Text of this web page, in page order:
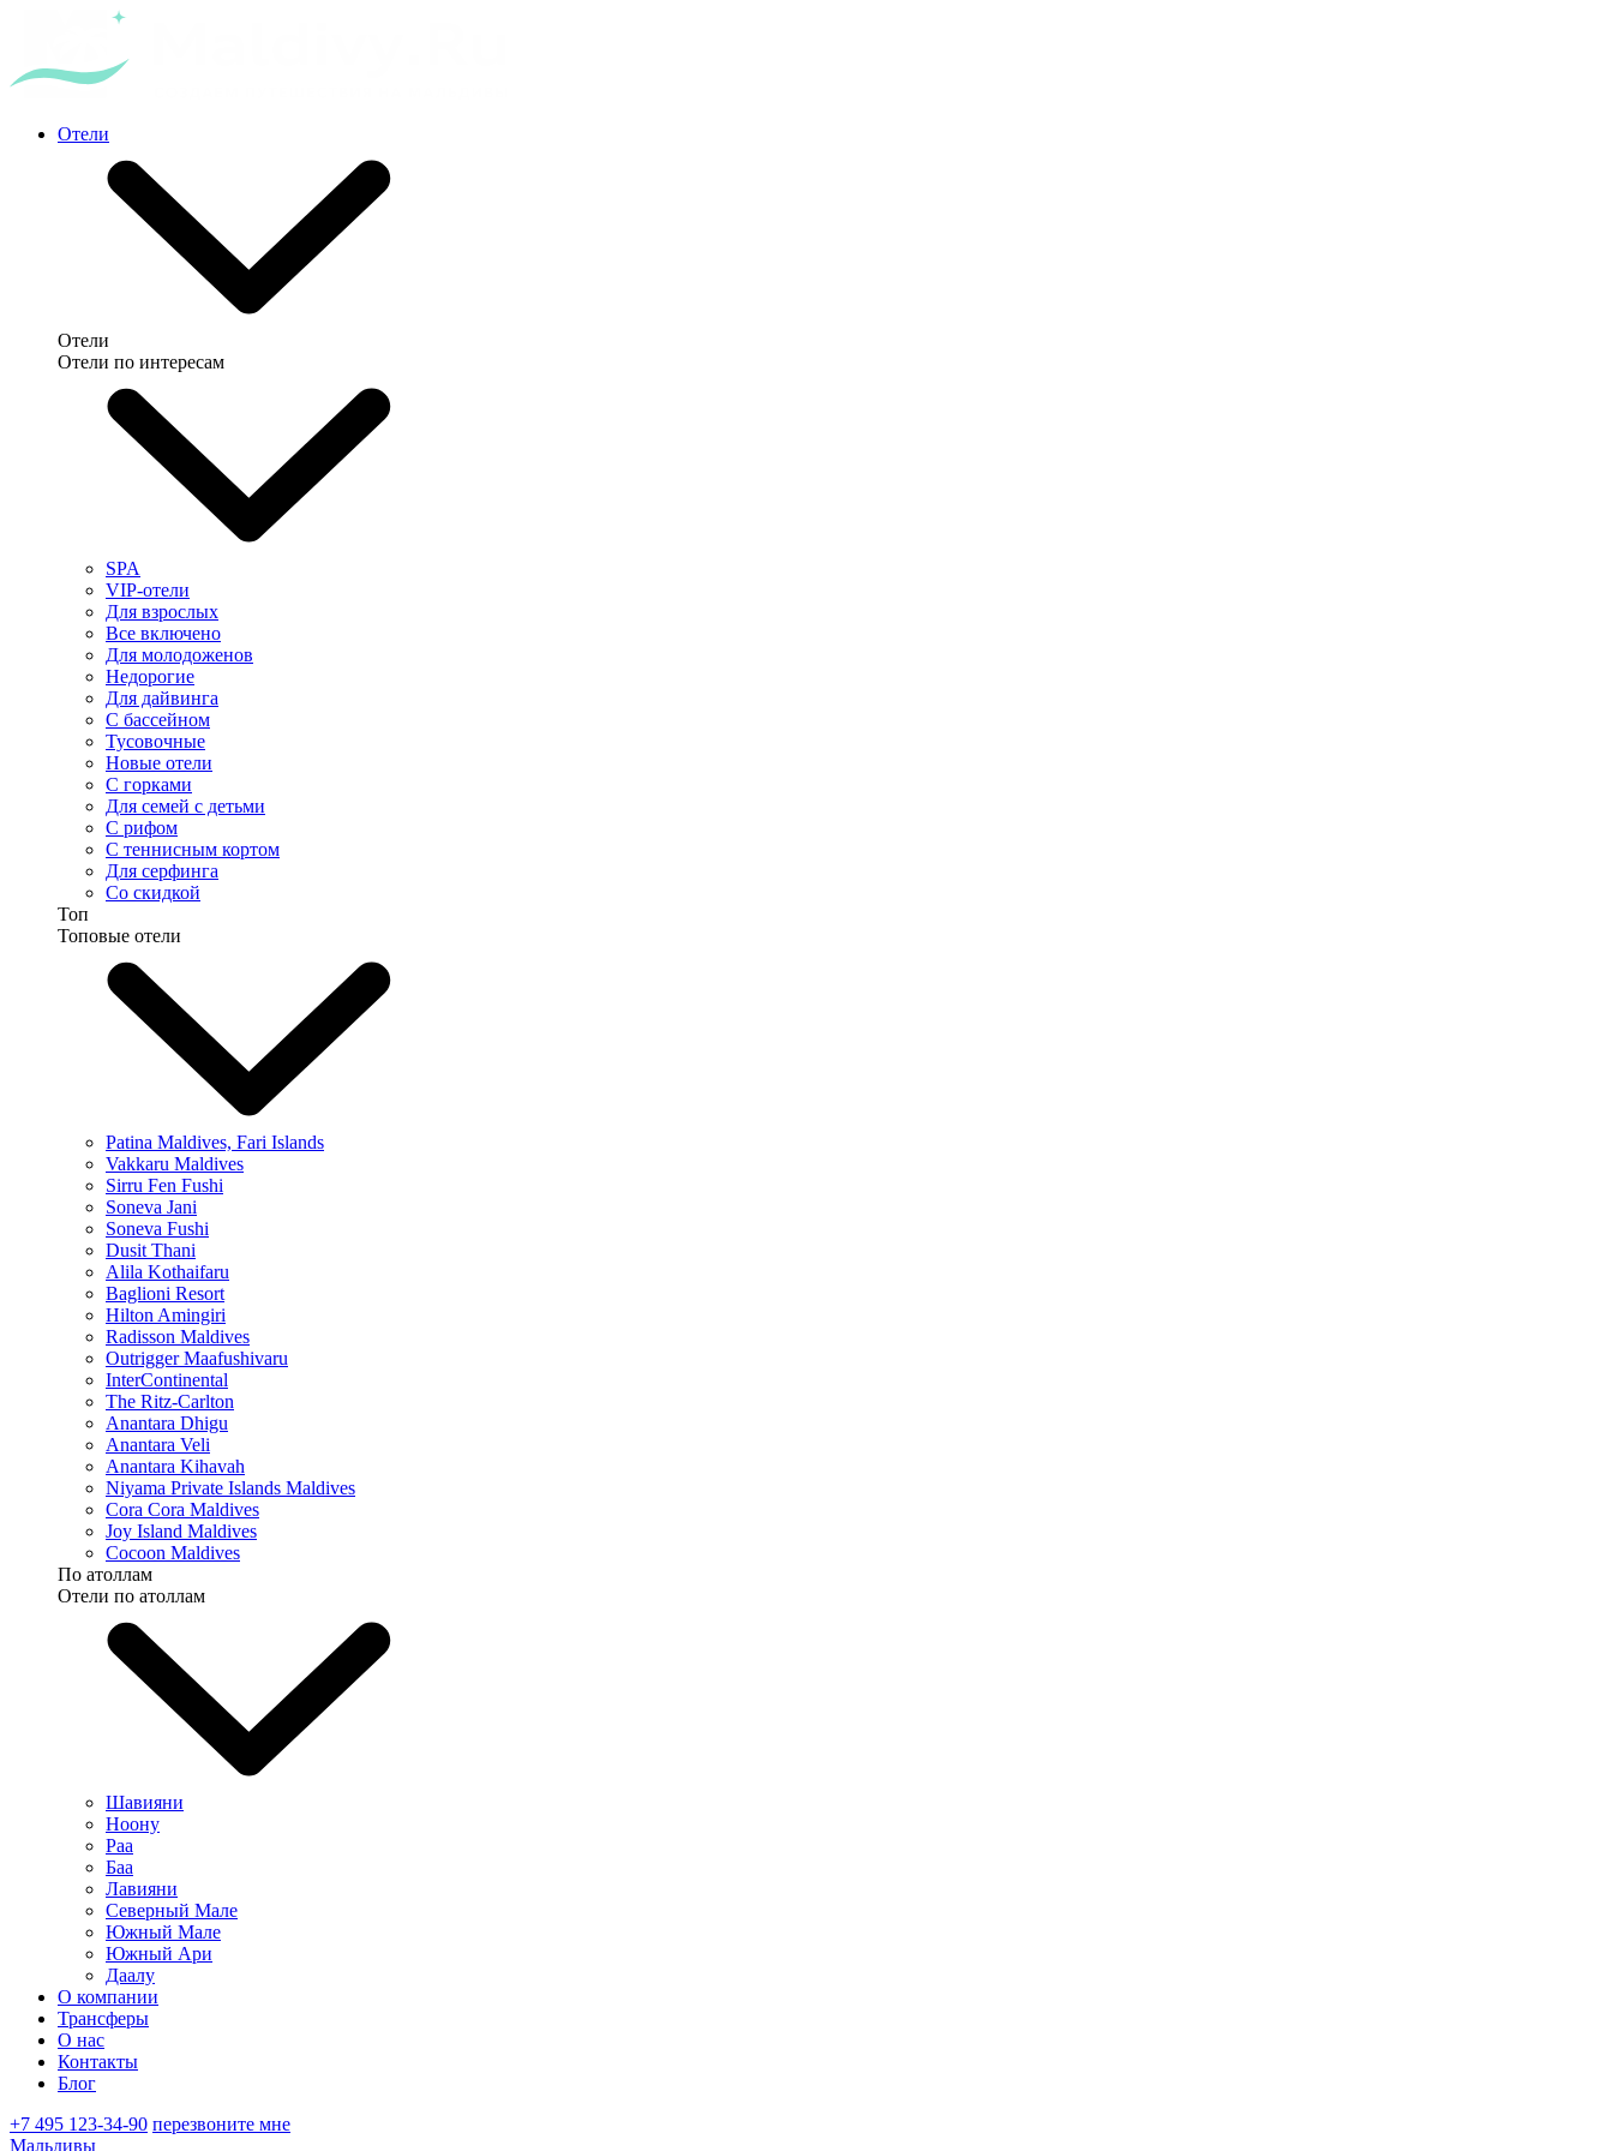
Отели
Отели
Отели по интересам
SPA
VIP-отели
Для взрослых
Все включено
Для молодоженов
Недорогие
Для дайвинга
С бассейном
Тусовочные
Новые отели
С горками
Для семей с детьми
С рифом
С теннисным кортом
Для серфинга
Со скидкой
Топ
Топовые отели
Patina Maldives, Fari Islands
Vakkaru Maldives
Sirru Fen Fushi
Soneva Jani
Soneva Fushi
Dusit Thani
Alila Kothaifaru
Baglioni Resort
Hilton Amingiri
Radisson Maldives
Outrigger Maafushivaru
InterContinental
The Ritz-Carlton
Anantara Dhigu
Anantara Veli
Anantara Kihavah
Niyama Private Islands Maldives
Cora Cora Maldives
Joy Island Maldives
Cocoon Maldives
По атоллам
Отели по атоллам
Шавияни
Ноону
Раа
Баа
Лавияни
Северный Мале
Южный Мале
Южный Ари
Даалу
О компании
Трансферы
О нас
Контакты
Блог
+7 495 123-34-90 перезвоните мне
Мальдивы